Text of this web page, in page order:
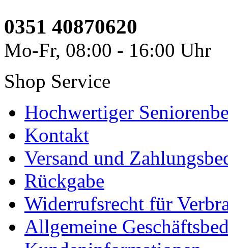
0351 40870620
Mo-Fr, 08:00 - 16:00 Uhr
Shop Service
Hochwertiger
Kontakt
Versand und
Rückgabe
Widerrufsrecht für
Allgemeine